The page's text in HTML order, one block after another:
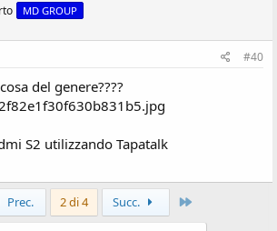
MD GROUP
#40
del genere????
S2 utilizzando Tapatalk
Prec. 2 di 4 Succ.